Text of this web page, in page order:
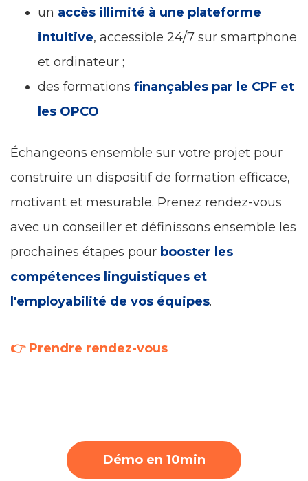
un accès illimité à une plateforme
intuitive, accessible 24/7 sur smartphone
et ordinateur ;
des formations finançables par le CPF et
les OPCO
Échangeons ensemble sur votre projet pour
construire un dispositif de formation efficace,
motivant et mesurable. Prenez rendez-vous
avec un conseiller et définissons ensemble les
prochaines étapes pour booster les
compétences linguistiques et
l'employabilité de vos équipes.
👉 Prendre rendez-vous
Démo en 10min